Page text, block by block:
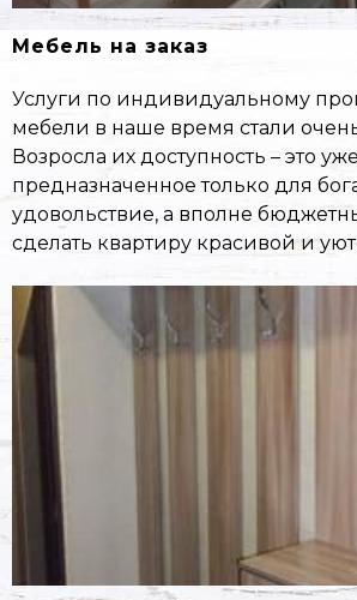
Мебель на заказ
Услуги по индивидуальному
мебели в наше время стали
Возросла их доступность – это
предназначенное только для
удовольствие, а вполне
сделать квартиру красивой и